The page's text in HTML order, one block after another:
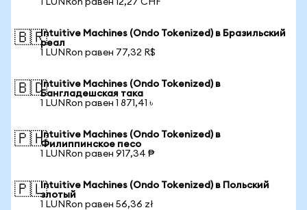
1 LUNRon равен 12,27 CHF
🇧🇷Intuitive Machines (Ondo Tokenized) в Бразильский
реал
1 LUNRon равен 77,32 R$
🇧🇩Intuitive Machines (Ondo Tokenized) в
Бангладешская така
1 LUNRon равен 1 871,41 ৳
🇵🇭Intuitive Machines (Ondo Tokenized) в
Филиппинское песо
1 LUNRon равен 917,34 ₱
🇵🇱Intuitive Machines (Ondo Tokenized) в Польский
злотый
1 LUNRon равен 56,36 zł